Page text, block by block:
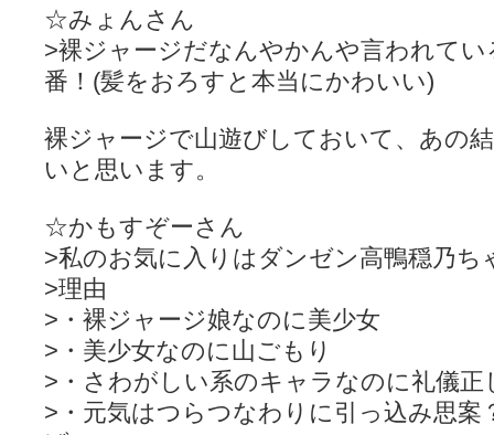
☆みょんさん
>裸ジャージだなんやかんや言われて
番！(髪をおろすと本当にかわいい)
裸ジャージで山遊びしておいて、あの
いと思います。
☆かもすぞーさん
>私のお気に入りはダンゼン高鴨穏乃ち
>理由
>・裸ジャージ娘なのに美少女
>・美少女なのに山ごもり
>・さわがしい系のキャラなのに礼儀正
>・元気はつらつなわりに引っ込み思案